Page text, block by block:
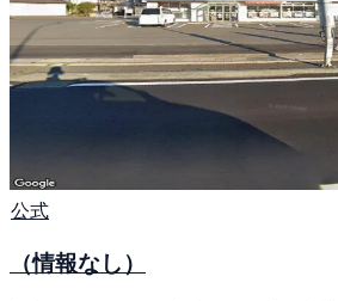
公式
（情報なし）